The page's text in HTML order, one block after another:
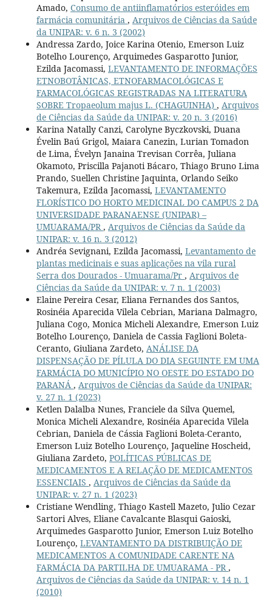
Amado, Consumo de antiinflamatórios esteróides em
farmácia comunitária , Arquivos de Ciências da Saúde
da UNIPAR: v. 6 n. 3 (2002)
Andressa Zardo, Joice Karina Otenio, Emerson Luiz
Botelho Lourenço, Arquimedes Gasparotto Junior,
Ezilda Jacomassi, LEVANTAMENTO DE INFORMAÇÕES
ETNOBOTÂNICAS, ETNOFARMACOLÓGICAS E
FARMACOLÓGICAS REGISTRADAS NA LITERATURA
SOBRE Tropaeolum majus L. (CHAGUINHA) , Arquivos
de Ciências da Saúde da UNIPAR: v. 20 n. 3 (2016)
Karina Natally Canzi, Carolyne Byczkovski, Duana
Évelin Baú Grigol, Maiara Canezin, Lurian Tomadon
de Lima, Évelyn Janaina Trevisan Corrêa, Juliana
Okamoto, Priscilla Pajanoti Bácaro, Thiago Bruno Lima
Prando, Suellen Christine Jaquinta, Orlando Seiko
Takemura, Ezilda Jacomassi, LEVANTAMENTO
FLORÍSTICO DO HORTO MEDICINAL DO CAMPUS 2 DA
UNIVERSIDADE PARANAENSE (UNIPAR) –
UMUARAMA/PR, Arquivos de Ciências da Saúde da
UNIPAR: v. 16 n. 3 (2012)
Andréa Sevignani, Ezilda Jacomassi, Levantamento de
plantas medicinais e suas aplicações na vila rural
Serra dos Dourados - Umuarama/Pr , Arquivos de
Ciências da Saúde da UNIPAR: v. 7 n. 1 (2003)
Elaine Pereira Cesar, Eliana Fernandes dos Santos,
Rosinéia Aparecida Vilela Cebrian, Mariana Dalmagro,
Juliana Cogo, Monica Micheli Alexandre, Emerson Luiz
Botelho Lourenço, Daniela de Cassia Faglioni Boleta-
Ceranto, Giuliana Zardeto, ANÁLISE DA
DISPENSAÇÃO DE PÍLULA DO DIA SEGUINTE EM UMA
FARMÁCIA DO MUNICÍPIO NO OESTE DO ESTADO DO
PARANÁ , Arquivos de Ciências da Saúde da UNIPAR:
v. 27 n. 1 (2023)
Ketlen Dalalba Nunes, Franciele da Silva Quemel,
Monica Micheli Alexandre, Rosinéia Aparecida Vilela
Cebrian, Daniela de Cássia Faglioni Boleta-Ceranto,
Emerson Luiz Botelho Lourenço, Jaqueline Hoscheid,
Giuliana Zardeto, POLÍTICAS PÚBLICAS DE
MEDICAMENTOS E A RELAÇÃO DE MEDICAMENTOS
ESSENCIAIS , Arquivos de Ciências da Saúde da
UNIPAR: v. 27 n. 1 (2023)
Cristiane Wendling, Thiago Kastell Mazeto, Julio Cezar
Sartori Alves, Eliane Cavalcante Blasqui Gaioski,
Arquimedes Gasparotto Junior, Emerson Luiz Botelho
Lourenço, LEVANTAMENTO DA DISTRIBUIÇÃO DE
MEDICAMENTOS A COMUNIDADE CARENTE NA
FARMÁCIA DA PARTILHA DE UMUARAMA - PR,
Arquivos de Ciências da Saúde da UNIPAR: v. 14 n. 1
(2010)